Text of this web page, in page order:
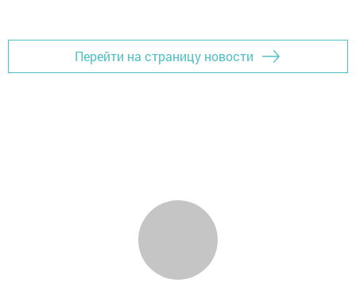
Перейти на страницу новости